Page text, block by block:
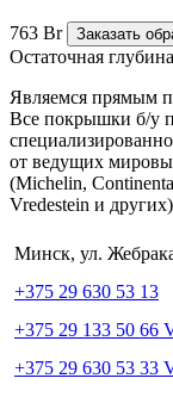
763 Br Заказать
Остаточная
Являемся прямым
Все покрышки б/у
от ведущих
(Michelin,
Vredestein и
Минск, ул.
+375 29 630 53 13
+375 29 133 50 66
+375 29 630 53 33